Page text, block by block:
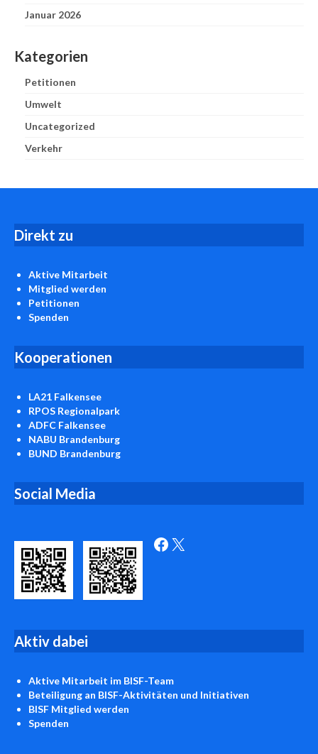
Januar 2026
Kategorien
Petitionen
Umwelt
Uncategorized
Verkehr
Direkt zu
Aktive Mitarbeit
Mitglied werden
Petitionen
Spenden
Kooperationen
LA21 Falkensee
RPOS Regionalpark
ADFC Falkensee
NABU Brandenburg
BUND Brandenburg
Social Media
Facebook X
Aktiv dabei
Aktive Mitarbeit im BISF-Team
Beteiligung an BISF-Aktivitäten und Initiativen
BISF Mitglied werden
Spenden